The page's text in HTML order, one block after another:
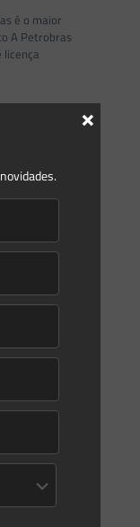
é o maior
A Petrobras
Read more
do gás de
sobre a
deparamo-
no
detentor de
×